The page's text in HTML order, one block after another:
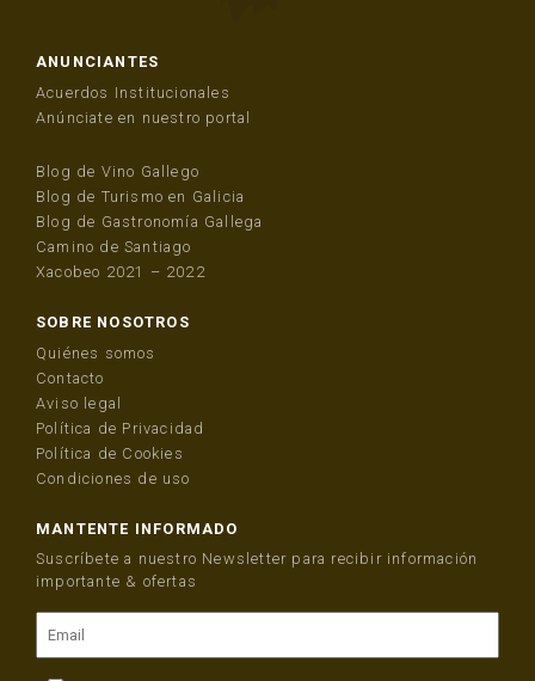
ANUNCIANTES
Acuerdos Institucionales
Anúnciate en nuestro portal
Blog de Vino Gallego
Blog de Turismo en Galicia
Blog de Gastronomía Gallega
Camino de Santiago
Xacobeo 2021 – 2022
SOBRE NOSOTROS
Quiénes somos
Contacto
Aviso legal
Política de Privacidad
Política de Cookies
Condiciones de uso
MANTENTE INFORMADO
Suscríbete a nuestro Newsletter para recibir información
importante & ofertas